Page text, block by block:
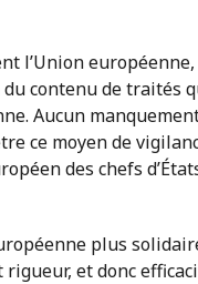
l’Union
contenu de traités
Aucun
moyen de
des chefs
plus
et donc